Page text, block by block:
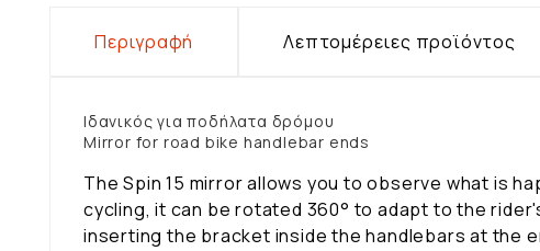
Περιγραφή Λεπτομέρειες προϊόντος
Ιδανικός για ποδήλατα δρόμου
Mirror for road bike handlebar ends
The Spin 15 mirror allows you to observe what is
cycling, it can be rotated 360° to adapt to the
inserting the bracket inside the handlebars at the